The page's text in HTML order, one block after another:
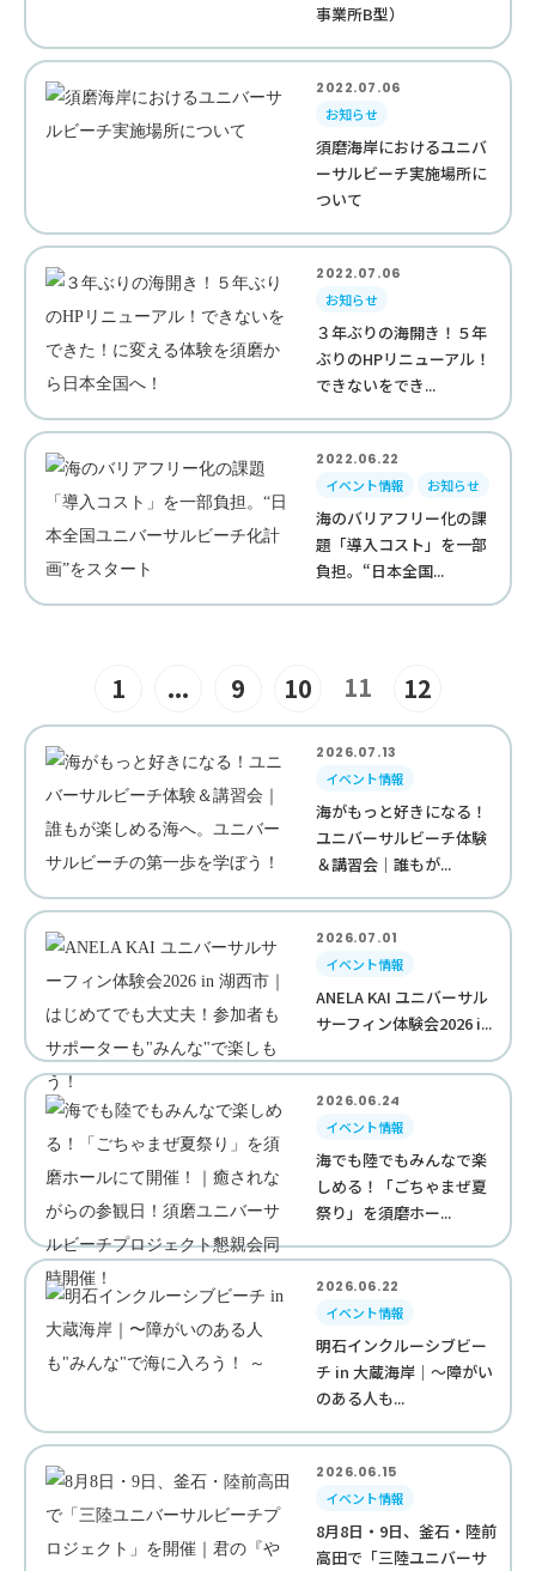
事業所B型）
2022.07.06
お知らせ
須磨海岸におけるユニバ
ーサルビーチ実施場所に
ついて
2022.07.06
お知らせ
３年ぶりの海開き！５年
ぶりのHPリニューアル！
できないをでき...
2022.06.22
イベント情報
お知らせ
海のバリアフリー化の課
題「導入コスト」を一部
負担。“日本全国...
1 ... 9 10 11 12
2026.07.13
イベント情報
海がもっと好きになる！
ユニバーサルビーチ体験
＆講習会｜誰もが...
2026.07.01
イベント情報
ANELA KAI ユニバーサル
サーフィン体験会2026 i...
2026.06.24
イベント情報
海でも陸でもみんなで楽
しめる！「ごちゃまぜ夏
祭り」を須磨ホー...
2026.06.22
イベント情報
明石インクルーシブビー
チ in 大蔵海岸｜〜障がい
のある人も...
2026.06.15
イベント情報
8月8日・9日、釜石・陸前
高田で「三陸ユニバーサ